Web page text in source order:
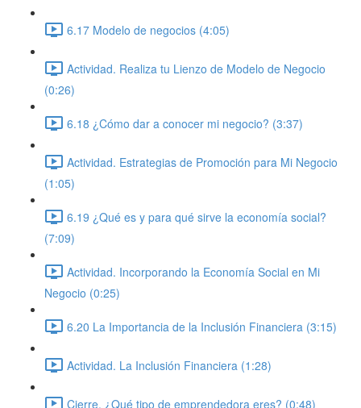
6.17 Modelo de negocios (4:05)
Actividad. Realiza tu Lienzo de Modelo de Negocio
(0:26)
6.18 ¿Cómo dar a conocer mi negocio? (3:37)
Actividad. Estrategias de Promoción para Mi Negocio
(1:05)
6.19 ¿Qué es y para qué sirve la economía social?
(7:09)
Actividad. Incorporando la Economía Social en Mi
Negocio (0:25)
6.20 La Importancia de la Inclusión Financiera (3:15)
Actividad. La Inclusión Financiera (1:28)
Cierre. ¿Qué tipo de emprendedora eres? (0:48)